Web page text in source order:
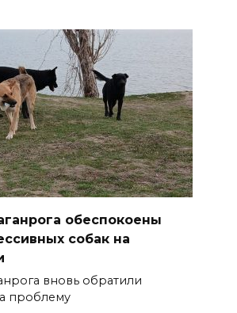
обеспокоены
собак на
вновь обратили
проблему